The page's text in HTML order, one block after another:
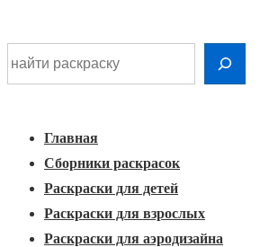
Перейти
к
Главная
Сборники раскрасок
Раскраски для детей
Раскраски для взрослых
Раскраски для аэродизайна